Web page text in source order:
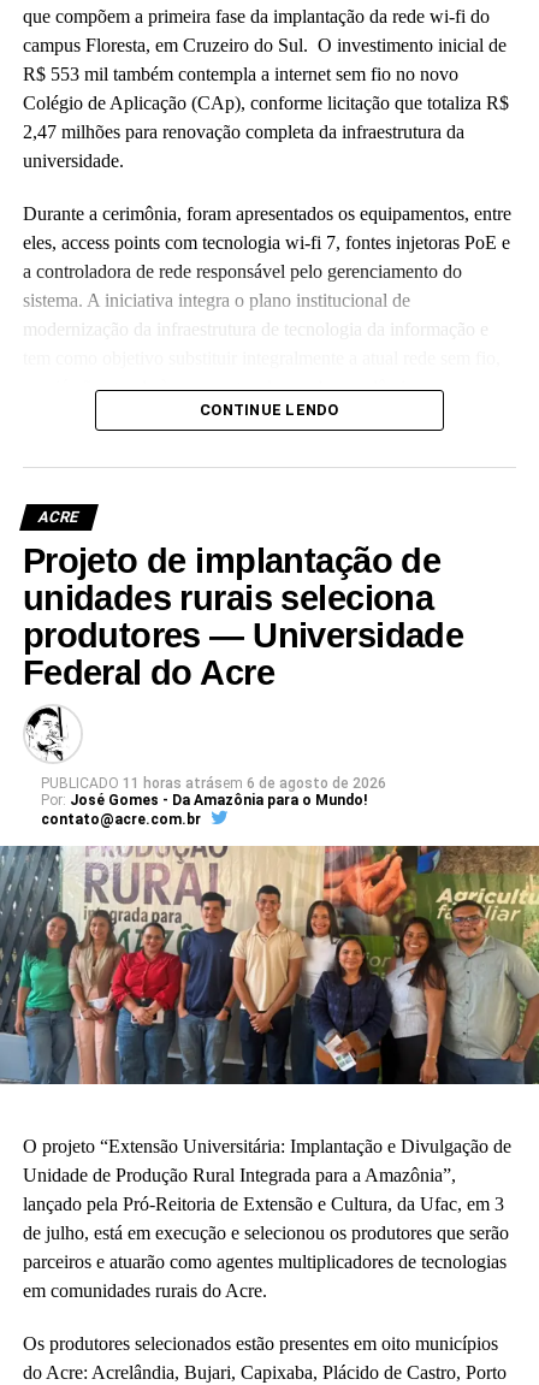
que compõem a primeira fase da implantação da rede wi-fi do
campus Floresta, em Cruzeiro do Sul. O investimento inicial de
R$ 553 mil também contempla a internet sem fio no novo
Colégio de Aplicação (CAp), conforme licitação que totaliza R$
2,47 milhões para renovação completa da infraestrutura da
universidade.
Durante a cerimônia, foram apresentados os equipamentos, entre
eles, access points com tecnologia wi-fi 7, fontes injetoras PoE e
a controladora de rede responsável pelo gerenciamento do
sistema. A iniciativa integra o plano institucional de
modernização da infraestrutura de tecnologia da informação e
que já não atende às crescentes demandas acadêmicas e
administrativas da universidade.
Leia Mais: UFAC
CONTINUE LENDO
ACRE
Projeto de implantação de
unidades rurais seleciona
produtores — Universidade
Federal do Acre
PUBLICADO 11 horas atrásem 6 de agosto de 2026
Por: José Gomes - Da Amazônia para o Mundo!
contato@acre.com.br
O projeto “Extensão Universitária: Implantação e Divulgação de
Unidade de Produção Rural Integrada para a Amazônia”,
lançado pela Pró-Reitoria de Extensão e Cultura, da Ufac, em 3
de julho, está em execução e selecionou os produtores que serão
parceiros e atuarão como agentes multiplicadores de tecnologias
em comunidades rurais do Acre.
Os produtores selecionados estão presentes em oito municípios
do Acre: Acrelândia, Bujari, Capixaba, Plácido de Castro, Porto